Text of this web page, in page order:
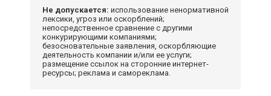
Не допускается: использование ненормативной
лексики, угроз или оскорблений;
непосредственное сравнение с другими
конкурирующими компаниями;
безосновательные заявления, оскорбляющие
деятельность компании и/или ее услуги;
размещение ссылок на сторонние интернет-
ресурсы; реклама и самореклама.